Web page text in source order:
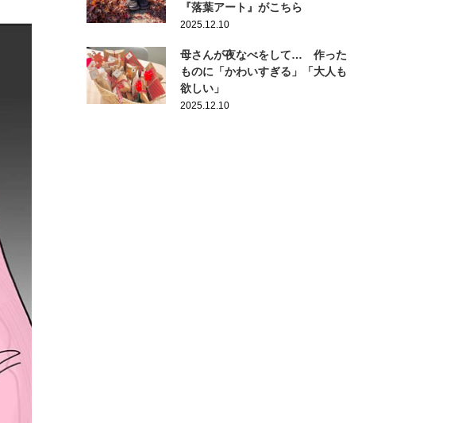
『落葉アート』がこちら
2025.12.10
母さんが夜なべをして… 作った
ものに「かわいすぎる」「大人も
欲しい」
2025.12.10